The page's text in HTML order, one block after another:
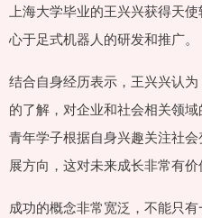
上海大学毕业的王兴兴获得天
心于足式机器人的研发和推广。
结合自身经历表示，王兴兴认
的了解，对企业和社会相关领
青年学子根据自身兴趣关注社
展方向，这对未来成长非常有价
成功的概念非常宽泛，不能只